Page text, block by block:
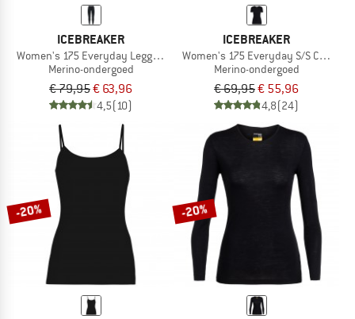
ICEBREAKER
Women's 175 Everyday Leggings
Merino-ondergoed
€ 79,95€ 63,96
4,5(10)
ICEBREAKER
Women's 175 Everyday S/S Crewe
Merino-ondergoed
€ 69,95€ 55,96
4,8(24)
-20% -20%